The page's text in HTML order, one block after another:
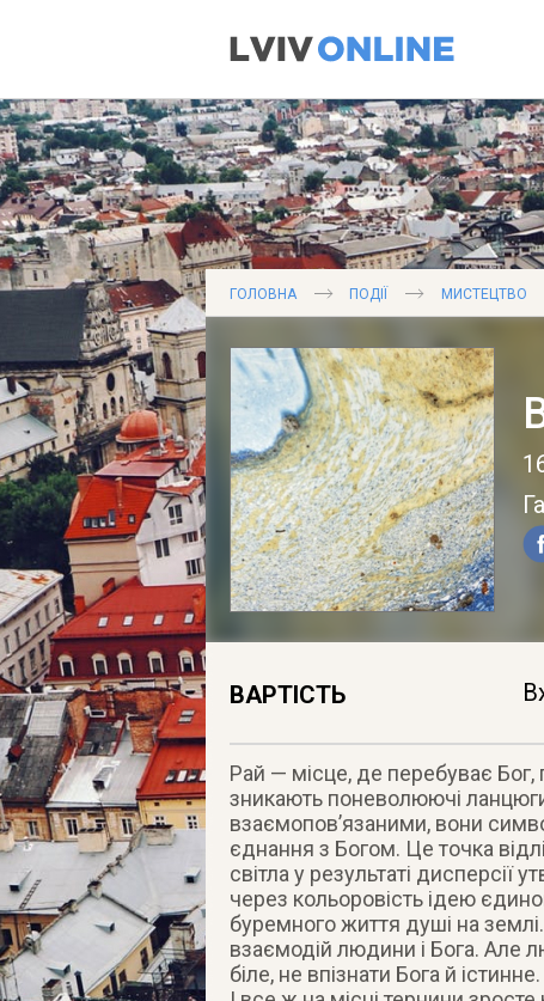
ГОЛОВНА ПОДІЇ МИСТЕЦТВО
ВАРТІСТЬ
Рай — місце, де перебуває Бог,
зникають поневолюючі
взаємопов’язаними, вони
єднання з Богом. Це точка
світла у результаті дисперсії
через кольоровість ідею
буремного життя душі на
взаємодій людини і Бога. Але
біле, не впізнати Бога й істинне.